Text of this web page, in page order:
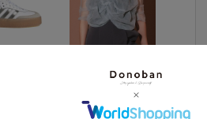
twisted bustier layered tops